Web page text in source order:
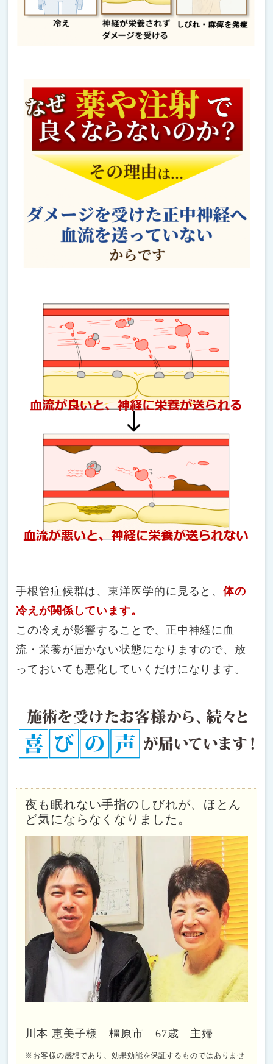
手根管症候群は、東洋医学的に見ると、体の
冷えが関係しています。
この冷えが影響することで、正中神経に血
流・栄養が届かない状態になりますので、放
っておいても悪化していくだけになります。
夜も眠れない手指のしびれが、ほとん
ど気にならなくなりました。
川本 恵美子様 橿原市 67歳 主婦
※お客様の感想であり、効果効能を保証するものではありませ